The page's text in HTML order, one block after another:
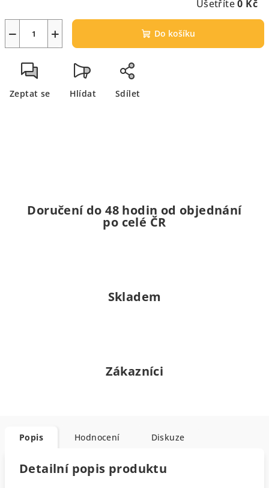
Ušetříte0 Kč
+
− Do košíku
Zeptat se Hlídat Sdílet
Doručení do 48 hodin od objednání
po celé ČR
Skladem
Zákazníci
Popis Hodnocení Diskuze
Detailní popis produktu